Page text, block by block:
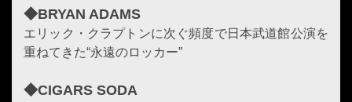
◆BRYAN ADAMS
エリック・クラプトンに次ぐ頻度で日本武道館公演を
重ねてきた“永遠のロッカー”
◆CIGARS SODA